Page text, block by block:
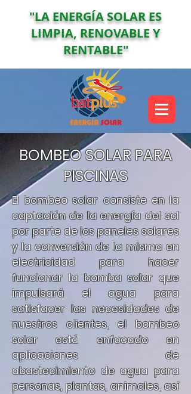
"LA ENERGÍA SOLAR ES
LIMPIA, RENOVABLE Y
RENTABLE"
BOMBEO SOLAR PARA
PISCINAS
El bombeo solar consiste en la
captación de la energía del sol
por parte de los paneles solares
y la conversión de la misma en
electricidad para hacer
funcionar la bomba solar que
impulsará el agua para
satisfacer las necesidades de
nuestros clientes, el bombeo
solar está enfocado en
aplicaciones de
abastecimiento de agua para
personas, plantas, animales, así